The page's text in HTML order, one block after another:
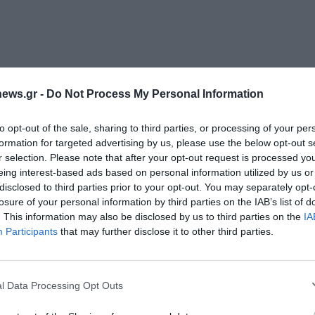
- Do Not Process My Personal Information
opt-out of the sale, sharing to third parties, or processing of your
for targeted advertising by us, please use the below opt-out
selection. Please note that after your opt-out request is processed
interest-based ads based on personal information utilized by us
to third parties prior to your opt-out. You may separately
of your personal information by third parties on the IAB’s list of
This information may also be disclosed by us to third parties on the
Participants that may further disclose it to other third parties.
Data Processing Opt Outs
Διαχείριση Συγκατάθεσης
την καλύτερη εμπειρία, χρησιμοποιούμε τεχνολογίες όπως cookies για
θα μας επιτρέψει να επεξεργαστούμε δεδομένα προσωπικού
ή η ανάκληση της συγκατάθεσης, μπορεί να επηρεάσει
σύμφωνα με τον Ημερήσιο Χάρτη Πρόβλεψης
Πολιτικής Προστασίας, για την Πέμπτη 07
3 (υψηλή) για περιοχές τις Π.Ε.
έχουν τεθεί σε αυξημένη ετοιμότητα όλες οι
σε συνεργασία με το Πυροσβεστικό
πιθανών πυρκαγιών.